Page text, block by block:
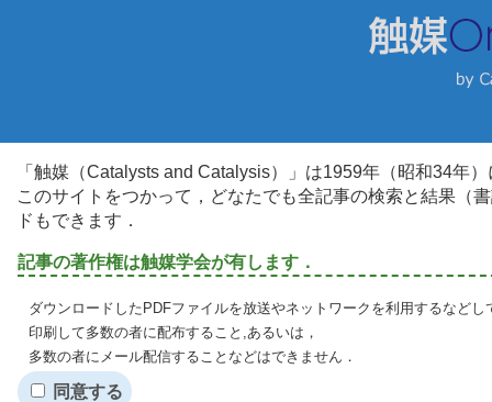
「触媒（Catalysts and Catalysis）」は1959年（昭和34年
このサイトをつかって，どなたでも全記事の検索と結果（
ドもできます．
記事の著作権は触媒学会が有します．
ダウンロードしたPDFファイルを放送やネットワークを利用するなど
印刷して多数の者に配布すること,あるいは，
多数の者にメール配信することなどはできません．
同意する